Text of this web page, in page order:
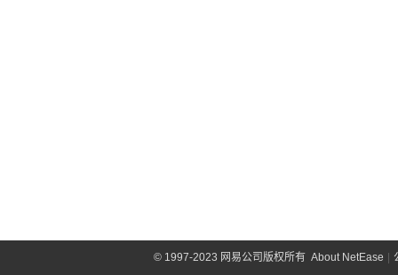
©1997-2023 网易公司版权所有 About NetEase